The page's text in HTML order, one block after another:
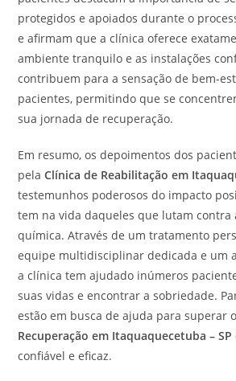
protegidos e apoiados durante o
e afirmam que a clínica oferece
ambiente tranquilo e as instalações
contribuem para a sensação de bem-
pacientes, permitindo que se
sua jornada de recuperação.
Em resumo, os depoimentos dos
pelaClínica de Reabilitação em
testemunhos poderosos do impacto
tem na vida daqueles que lutam contra
química. Através de um tratamento
equipe multidisciplinar dedicada e um
a clínica tem ajudado inúmeros
suas vidas e encontrar a sobriedade.
estão em busca de ajuda para superar
Recuperação em Itaquaquecetuba – SP
confiável e eficaz.